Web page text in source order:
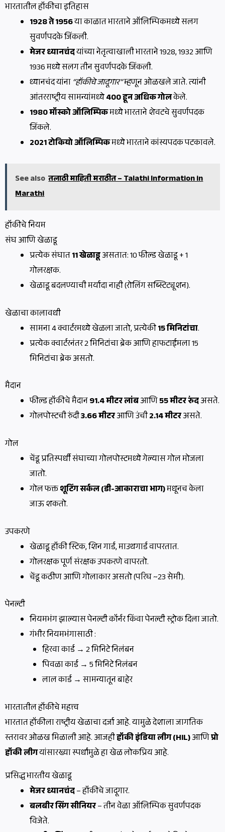
भारतातील हॉकीचा इतिहास
1928 ते 1956या काळात भारताने ऑलिम्पिकमध्ये सलग
सुवर्णपदके जिंकली.
मेजर ध्यानचंदयांच्या नेतृत्वाखाली भारताने 1928, 1932 आणि
1936 मध्ये सलग तीन सुवर्णपदके जिंकली.
ध्यानचंद यांना“हॉकीचे जादूगार”म्हणून ओळखले जाते. त्यांनी
आंतरराष्ट्रीय सामन्यांमध्ये400 हून अधिक गोलकेले.
1980 मॉस्को ऑलिम्पिकमध्ये भारताने शेवटचे सुवर्णपदक
जिंकले.
2021 टोकियो ऑलिम्पिकमध्ये भारताने कांस्यपदक पटकावले.
See also तलाठी माहिती मराठीत – Talathi Information in
Marathi
हॉकीचे नियम
संघ आणि खेळाडू
प्रत्येक संघात11 खेळाडूअसतात: 10 फील्ड खेळाडू + 1
गोलरक्षक.
खेळाडू बदलण्याची मर्यादा नाही (रोलिंग सब्स्टिट्यूशन).
खेळाचा कालावधी
सामना 4 क्वार्टरमध्ये खेळला जातो, प्रत्येकी15 मिनिटांचा.
प्रत्येक क्वार्टरनंतर 2 मिनिटांचा ब्रेक आणि हाफटाईमला 15
मिनिटांचा ब्रेक असतो.
मैदान
फील्ड हॉकीचे मैदान91.4 मीटर लांबआणि55 मीटर रुंदअसते.
गोलपोस्टची रुंदी3.66 मीटरआणि उंची2.14 मीटरअसते.
गोल
चेंडू प्रतिस्पर्धी संघाच्या गोलपोस्टमध्ये गेल्यास गोल मोजला
जातो.
गोल फक्तशूटिंग सर्कल (डी-आकाराचा भाग)मधूनच केला
जाऊ शकतो.
उपकरणे
खेळाडू हॉकी स्टिक, शिन गार्ड, माउथगार्ड वापरतात.
गोलरक्षक पूर्ण संरक्षक उपकरणे वापरतो.
चेंडू कठीण आणि गोलाकार असतो (परिघ ~23 सेमी).
पेनल्टी
नियमभंग झाल्यास पेनल्टी कॉर्नर किंवा पेनल्टी स्ट्रोक दिला जातो.
गंभीर नियमभंगासाठी :
हिरवा कार्ड → 2 मिनिटे निलंबन
पिवळा कार्ड → 5 मिनिटे निलंबन
लाल कार्ड → सामन्यातून बाहेर
भारतातील हॉकीचे महत्त्व
भारतात हॉकीला राष्ट्रीय खेळाचा दर्जा आहे. यामुळे देशाला जागतिक
स्तरावर ओळख मिळाली आहे. आजहीहॉकी इंडिया लीग (HIL)आणिप्रो
हॉकी लीगयांसारख्या स्पर्धांमुळे हा खेळ लोकप्रिय आहे.
प्रसिद्ध भारतीय खेळाडू
मेजर ध्यानचंद– हॉकीचे जादूगार.
बलबीर सिंग सीनियर– तीन वेळा ऑलिम्पिक सुवर्णपदक
विजेते.